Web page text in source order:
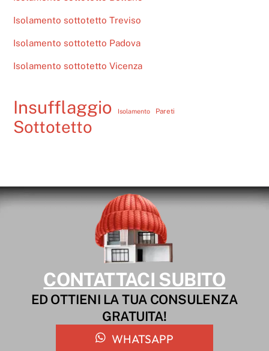
Isolamento sottotetto Treviso
Isolamento sottotetto Padova
Isolamento sottotetto Vicenza
Insufflaggio Isolamento Pareti
Sottotetto
CONTATTACI SUBITO
ED OTTIENI LA TUA CONSULENZA
GRATUITA!
WHATSAPP